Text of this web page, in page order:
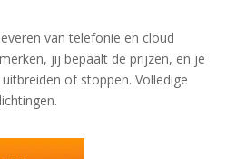
van telefonie en cloud
jij bepaalt de prijzen, en je
of stoppen. Volledige